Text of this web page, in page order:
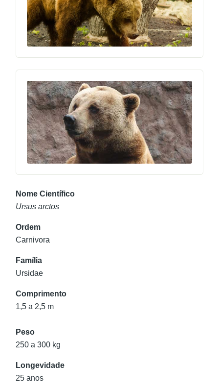
Nome Científico
Ursus arctos
Ordem
Carnivora
Família
Ursidae
Comprimento
1,5 a 2,5 m
Peso
250 a 300 kg
Longevidade
25 anos